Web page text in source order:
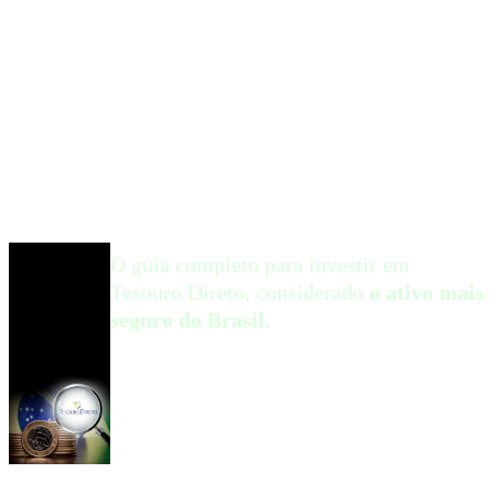
O guia completo para investir em
Tesouro Direto, considerado o ativo mais
seguro do Brasil.